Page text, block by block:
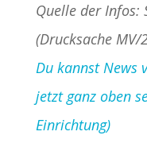
Quelle der Infos:
(Drucksache MV/
Du kannst News
jetzt ganz oben
Einrichtung)